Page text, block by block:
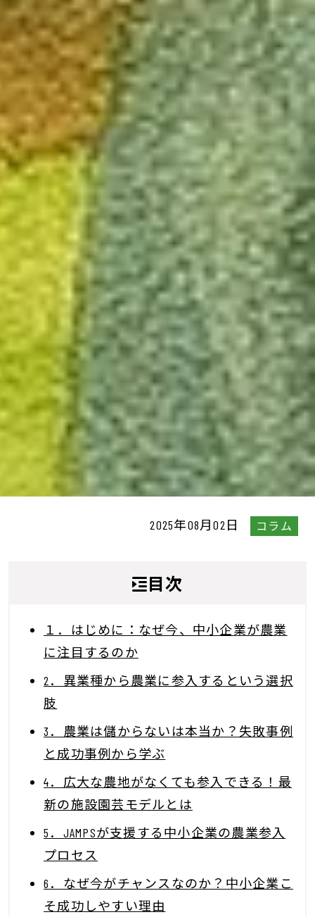
2025年08月02日 コラム
目次
１．はじめに：なぜ今、中小企業が農業
に注目するのか
2．異業種から農業に参入するという選択
肢
3．農業は儲からないは本当か？失敗事例
と成功事例から学ぶ
4．広大な農地がなくても参入できる！最
新の施設園芸モデルとは
5．JAMPSが支援する中小企業の農業参入
プロセス
6．なぜ今がチャンスなのか？中小企業こ
そ成功しやすい理由